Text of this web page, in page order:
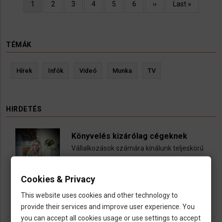
Oldalszámozás
Jelenlegi
1 Oldal
2 Oldal
3 Oldal
4 Oldal
5 Oldal
6
Következő
››
Utolsó
Last »
TÉMÁK
Hírek Infók Videó Munka TV
HIRDETÉS
Könyvelés kizárólag cégeknek
Vállalkozások számára kínálunk teljeskörű
call
Cookies & Privacy
This website uses cookies and other technology to
provide their services and improve user experience. You
you can accept all cookies usage or use settings to accept